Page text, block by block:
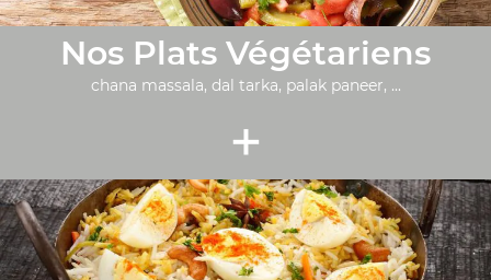
Nos Plats Végétariens
chana massala, dal tarka, palak paneer, ...
+